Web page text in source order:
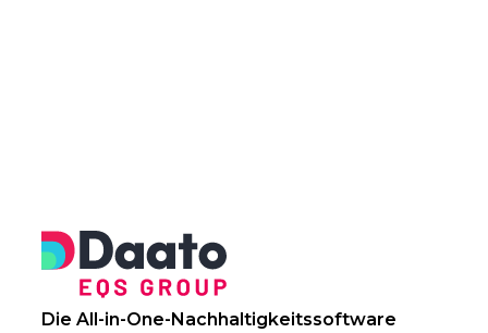
Die All-in-One-Nachhaltigkeitssoftware
Folgen Sie uns auf Linkedin!